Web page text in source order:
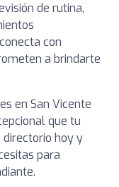
de rutina,
con
a brindarte
en San Vicente
que tu
hoy y
para